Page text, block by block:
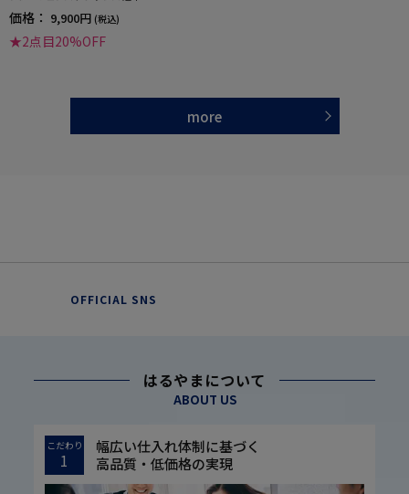
価格： 9,900円 (税込)
★2点目20%OFF
more
OFFICIAL SNS
はるやまについて
ABOUT US
こだわり
1
幅広い仕入れ体制に基づく
高品質・低価格の実現